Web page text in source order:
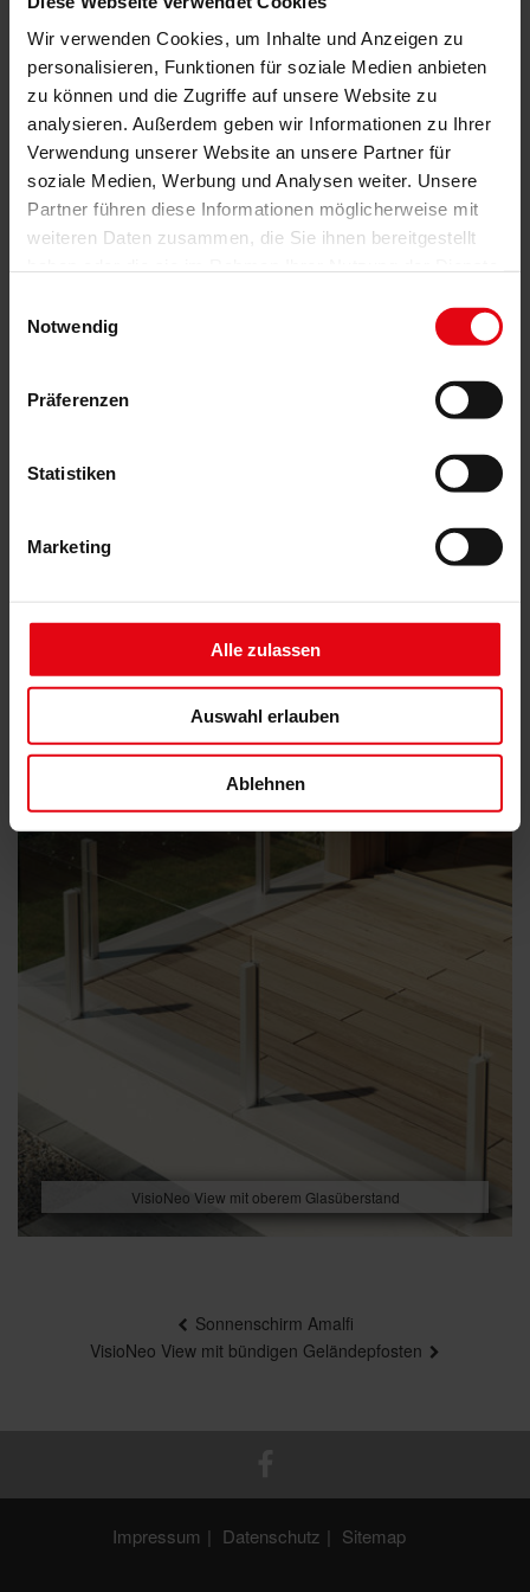
Wir verwenden Cookies, um Inhalte und Anzeigen zu
personalisieren, Funktionen für soziale Medien anbieten
zu können und die Zugriffe auf unsere Website zu
analysieren. Außerdem geben wir Informationen zu Ihrer
Verwendung unserer Website an unsere Partner für
soziale Medien, Werbung und Analysen weiter. Unsere
Partner führen diese Informationen möglicherweise mit
weiteren Daten zusammen, die Sie ihnen bereitgestellt
Notwendig
Präferenzen
Statistiken
Marketing
Alle zulassen
Auswahl erlauben
Ablehnen
Produktbeschreibung
Das könnte Sie auch interessieren
VisioNeo View mit bündigen Geländepfosten
VisioNeo View mit oberem Glasüberstand
Sonnenschirm Amalfi
VisioNeo View mit bündigen Geländepfosten
Impressum Datenschutz Sitemap